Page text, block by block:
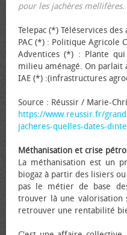
pour les jachères mellifères.
Telepac (*) Téléservices des
PAC (*) : Politique Agricole
Adventices (*) : Plante
milieu aménagé. On parlait
IAE (*) :(infrastructures
Source : Réussir / Marie-
https://www.reussir.fr/
jacheres-quelles-dates-
Méthanisation et crise
La méthanisation est un
biogaz à partir des lisiers
pas le métier de base
trouver là une
retrouver une rentabilité